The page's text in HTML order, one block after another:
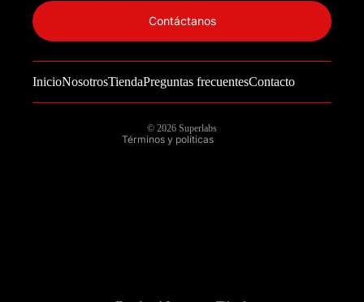
InicioNosotrosTiendaPreguntas frecuentesContacto
Contáctanos
© 2026 Superlabs
Términos y políticas
Información de contacto
Política de reembolso
Términos del servicio
Política de envío